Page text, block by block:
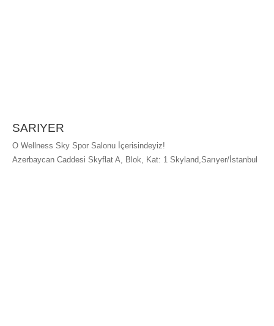
SARIYER
O Wellness Sky Spor Salonu İçerisindeyiz!
Azerbaycan Caddesi Skyflat A, Blok, Kat: 1 Skyland,Sarıyer/İstanbul